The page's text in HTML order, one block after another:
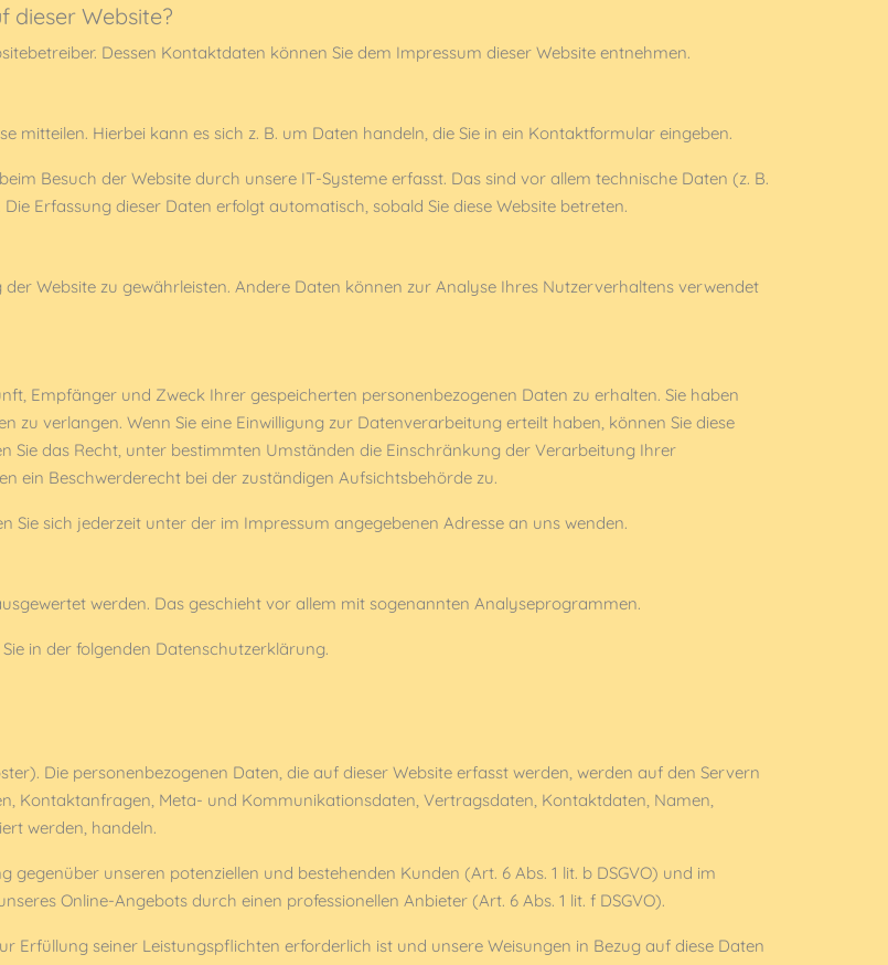
dieser Website?
Dessen Kontaktdaten können Sie dem Impressum dieser Website entnehmen.
mitteilen. Hierbei kann es sich z. B. um Daten handeln, die Sie in ein Kontaktformular eingeben.
Besuch der Website durch unsere IT-Systeme erfasst. Das sind vor allem technische Daten (z. B.
Erfassung dieser Daten erfolgt automatisch, sobald Sie diese Website betreten.
Website zu gewährleisten. Andere Daten können zur Analyse Ihres Nutzerverhaltens verwendet
Empfänger und Zweck Ihrer gespeicherten personenbezogenen Daten zu erhalten. Sie haben
zu verlangen. Wenn Sie eine Einwilligung zur Datenverarbeitung erteilt haben, können Sie diese
Sie das Recht, unter bestimmten Umständen die Einschränkung der Verarbeitung Ihrer
ein Beschwerderecht bei der zuständigen Aufsichtsbehörde zu.
Sie sich jederzeit unter der im Impressum angegebenen Adresse an uns wenden.
werden. Das geschieht vor allem mit sogenannten Analyseprogrammen.
in der folgenden Datenschutzerklärung.
Die personenbezogenen Daten, die auf dieser Website erfasst werden, werden auf den Servern
Kontaktanfragen, Meta- und Kommunikationsdaten, Vertragsdaten, Kontaktdaten, Namen,
werden, handeln.
unseren potenziellen und bestehenden Kunden (Art. 6 Abs. 1 lit. b DSGVO) und im
Online-Angebots durch einen professionellen Anbieter (Art. 6 Abs. 1 lit. f DSGVO).
Erfüllung seiner Leistungspflichten erforderlich ist und unsere Weisungen in Bezug auf diese Daten